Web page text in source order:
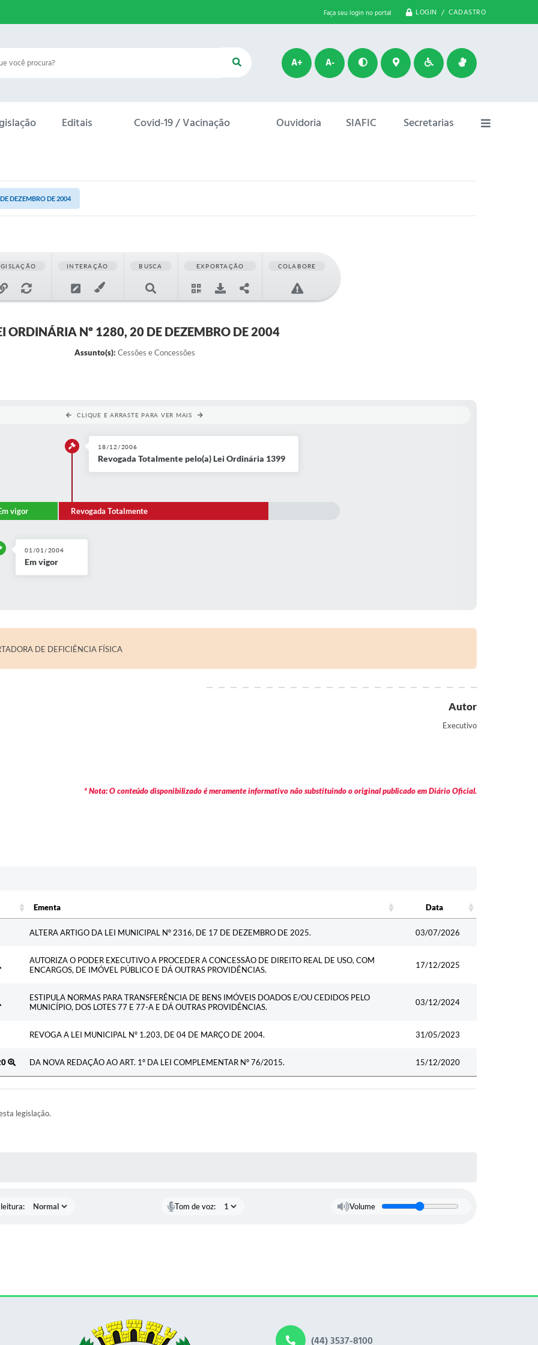
Faça seu login no portal LOGIN / CADASTRO
A+ A-
Editais Covid-19 / Vacinação Ouvidoria SIAFIC Secretarias
DEZEMBRO DE 2004
INTERAÇÃO BUSCA EXPORTAÇÃO COLABORE
ORDINÁRIA Nº 1280, 20 DE DEZEMBRO DE 2004
Assunto(s): Cessões e Concessões
CLIQUE E ARRASTE PARA VER MAIS
vigor
01/01/2004
Em vigor
Revogada Totalmente
18/12/2006
Revogada Totalmente pelo(a) Lei Ordinária 1399
DE DEFICIÊNCIA FÍSICA
Autor
Executivo
* Nota: O conteúdo disponibilizado é meramente informativo não substituindo o original publicado em Diário Oficial.
Ementa
Data
ALTERA ARTIGO DA LEI MUNICIPAL Nº 2316, DE 17 DE DEZEMBRO DE 2025.
03/07/2026
AUTORIZA O PODER EXECUTIVO A PROCEDER A CONCESSÃO DE DIREITO REAL DE USO, COM
ENCARGOS, DE IMÓVEL PÚBLICO E DÁ OUTRAS PROVIDÊNCIAS.
17/12/2025
ESTIPULA NORMAS PARA TRANSFERÊNCIA DE BENS IMÓVEIS DOADOS E/OU CEDIDOS PELO
MUNICÍPIO, DOS LOTES 77 E 77-A E DÁ OUTRAS PROVIDÊNCIAS.
03/12/2024
REVOGA A LEI MUNICIPAL Nº 1.203, DE 04 DE MARÇO DE 2004. 31/05/2023
DA NOVA REDAÇÃO AO ART. 1º DA LEI COMPLEMENTAR Nº 76/2015. 15/12/2020
legislação.
Tom de voz: Volume
(44) 3537-8100